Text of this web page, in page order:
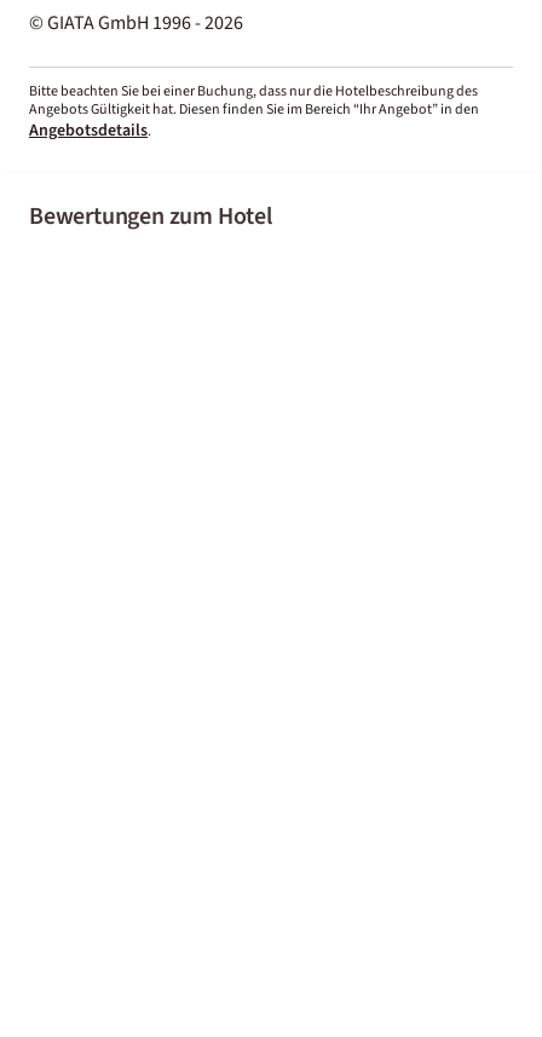
© GIATA GmbH 1996 - 2026
Bitte beachten Sie bei einer Buchung, dass nur die Hotelbeschreibung des
Angebots Gültigkeit hat. Diesen finden Sie im Bereich “Ihr Angebot” in den
Angebotsdetails.
Bewertungen zum Hotel